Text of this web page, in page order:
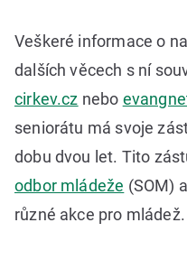
Veškeré informace o
dalších věcech s ní
cirkev.cz nebo
seniorátu má svoje
dobu dvou let. Tito
odbor mládeže (SOM)
různé akce pro mládež.